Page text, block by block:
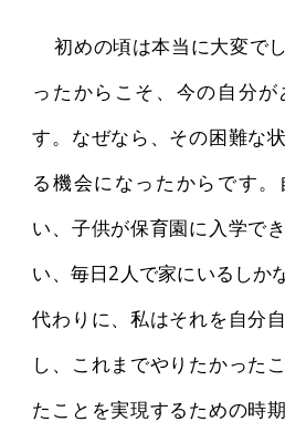
初めの頃は本当に大変で
ったからこそ、今の自分
す。なぜなら、その困難な
る機会になったからです
い、子供が保育園に入学で
い、毎日2人で家にいるしか
代わりに、私はそれを自分
し、これまでやりたかった
たことを実現するための時